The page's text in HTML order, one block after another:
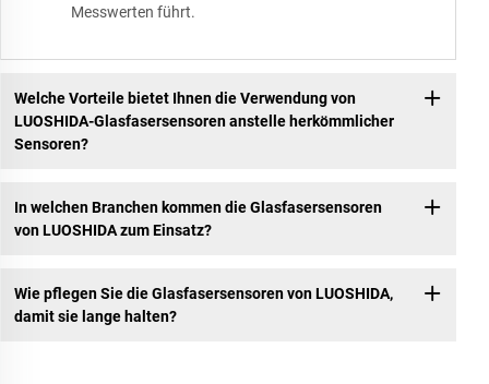
Messwerten führt.
Welche Vorteile bietet Ihnen die Verwendung von
LUOSHIDA-Glasfasersensoren anstelle herkömmlicher
Sensoren?
In welchen Branchen kommen die Glasfasersensoren
von LUOSHIDA zum Einsatz?
Wie pflegen Sie die Glasfasersensoren von LUOSHIDA,
damit sie lange halten?